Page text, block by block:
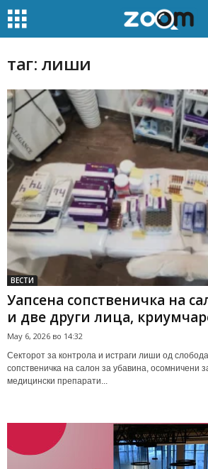
таг: лиши
ВЕСТИ
Уапсена сопственичка на
и две други лица,
May 6, 2026 во 14:32
Секторот за контрола и истраги лиши од
сопственичка на салон за убавина, осомничени
медицински препарати...